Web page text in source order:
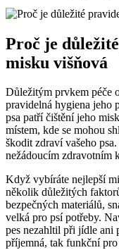
Proč je
misku višňová
Důležitým prvkem péče
pravidelná hygiena jeho
psa patří čištění jeho
místem, kde se mohou
škodit zdraví vašeho
nežádoucím zdravotním
Když vybíráte nejlepší
několik důležitých
bezpečných materiálů,
velká pro psí potřeby.
pes nezahltil při jídle ani
příjemná, tak funkční pro